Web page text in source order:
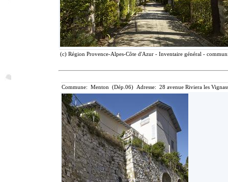
(c) Région Provence-Alpes-Côte d'Azur - Inventaire général -
Commune: Menton (Dép.06) Adresse: 28 avenue Riviera les